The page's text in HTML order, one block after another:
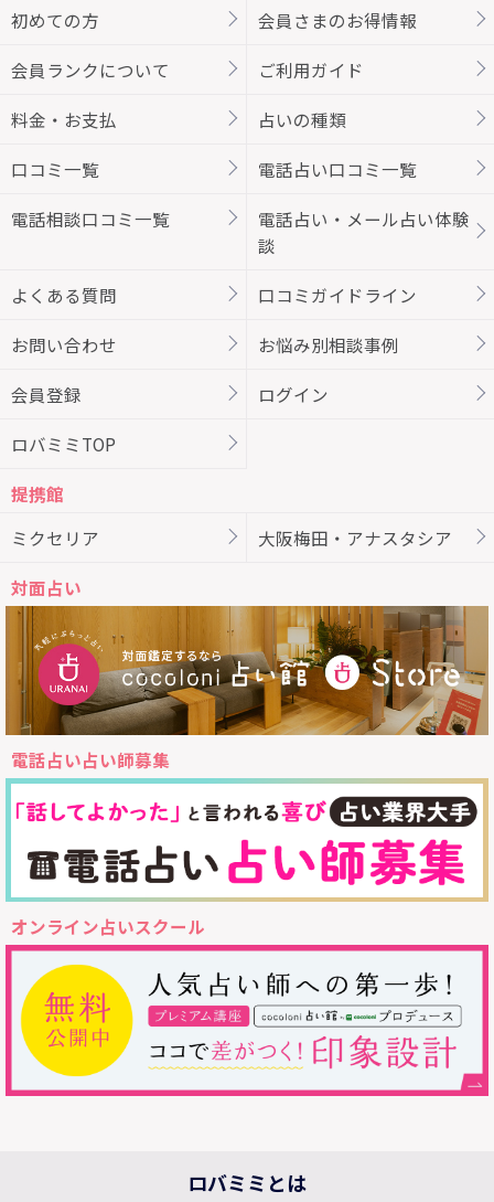
初めての方
会員さまのお得情報
会員ランクについて ご利用ガイド
料金・お支払 占いの種類
口コミ一覧 電話占い口コミ一覧
電話相談口コミ一覧
電話占い・メール占い体験
談
よくある質問 口コミガイドライン
お問い合わせ お悩み別相談事例
会員登録 ログイン
ロバミミTOP
提携館
ミクセリア
大阪梅田・アナスタシア
対面占い
電話占い占い師募集
オンライン占いスクール
ロバミミとは